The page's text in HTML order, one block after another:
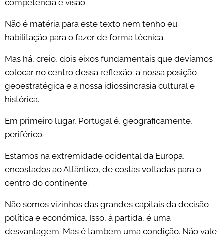
competência e visão.
Não é matéria para este texto nem tenho eu
habilitação para o fazer de forma técnica.
Mas há, creio, dois eixos fundamentais que devíamos
colocar no centro dessa reflexão: a nossa posição
geoestratégica e a nossa idiossincrasia cultural e
histórica.
Em primeiro lugar, Portugal é, geograficamente,
periférico.
Estamos na extremidade ocidental da Europa,
encostados ao Atlântico, de costas voltadas para o
centro do continente.
Não somos vizinhos das grandes capitais da decisão
política e económica. Isso, à partida, é uma
desvantagem. Mas é também uma condição. Não vale